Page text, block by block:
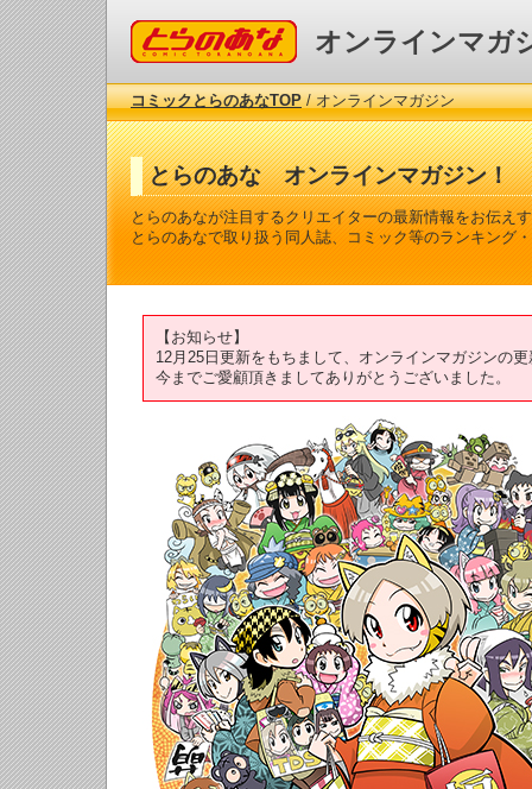
コミックとらのあな オンラインマガ
コミックとらのあなTOP/ オンラインマガジン
とらのあな オンラインマガジン！
とらのあなが注目するクリエイターの最新情報をお伝え
とらのあなで取り扱う同人誌、コミック等のランキング
【お知らせ】
12月25日更新をもちまして、オンラインマガジンの
今までご愛顧頂きましてありがとうございました。